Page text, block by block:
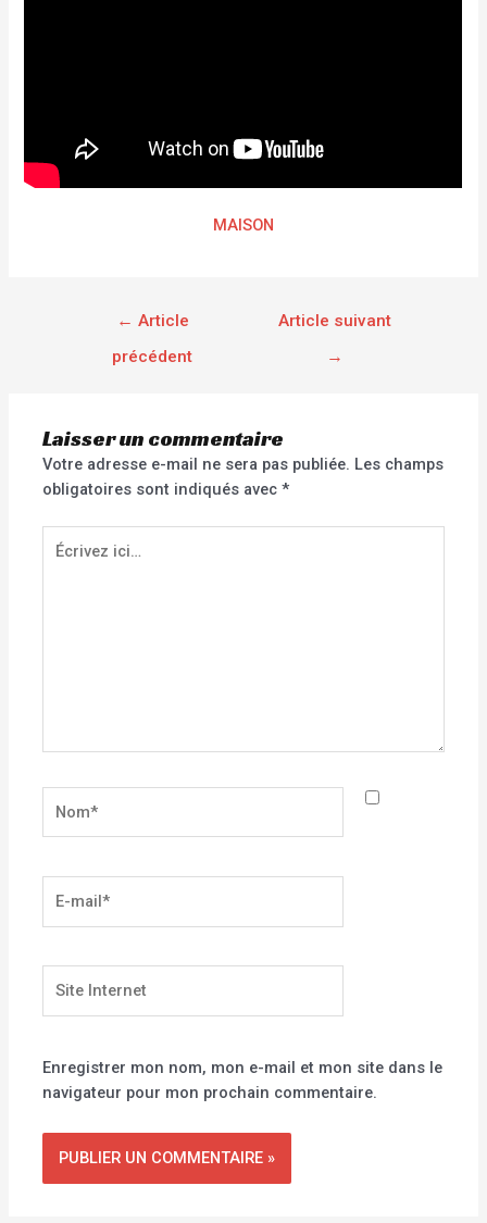
MAISON
← Article
précédent
Article suivant
→
Laisser un commentaire
Votre adresse e-mail ne sera pas publiée. Les champs
obligatoires sont indiqués avec*
Écrivez
ici…
mail*
Internet
Enregistrer mon nom, mon e-mail et mon site dans le
navigateur pour mon prochain commentaire.